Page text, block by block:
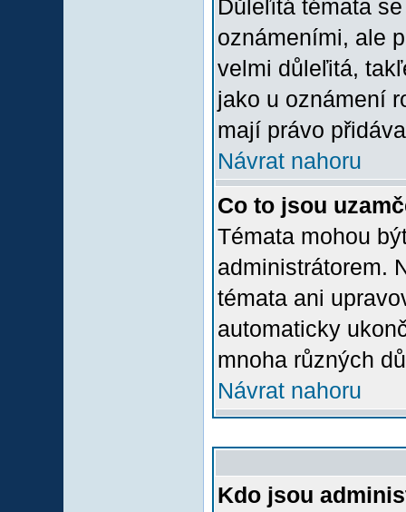
Důleľitá témata
oznámeními, ale
velmi důleľitá,
jako u oznámení
mají právo
Návrat nahoru
Co to jsou
Témata mohou
administrátorem.
témata ani
automaticky
mnoha různých
Návrat nahoru
Kdo jsou